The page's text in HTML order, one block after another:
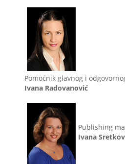
Pomoćnik glavnog i
Ivana Radovanović
Publishing
Ivana